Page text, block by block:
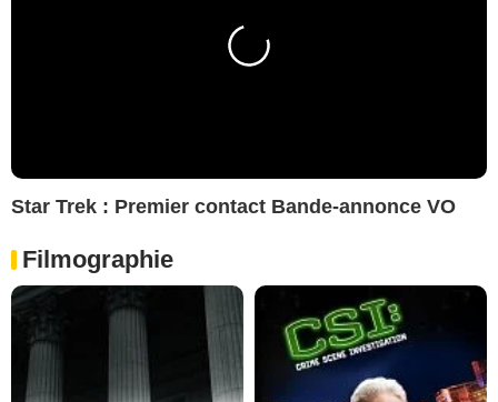
Star Trek : Premier contact Bande-annonce VO
Filmographie